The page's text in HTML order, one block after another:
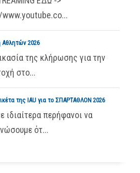
2026
της κλήρωσης για την
στο...
της IAU για το ΣΠΑΡΤΑΘΛΟΝ 2026
ιδιαίτερα περήφανοι να
ότ...